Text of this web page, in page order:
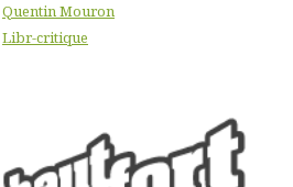
Quentin Mouron
Libr-critique